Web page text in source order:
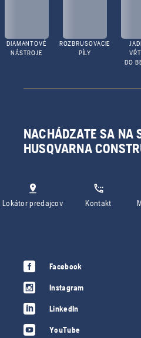
DIAMANTOVÉ
NÁSTROJE
ROZBRUSOVACIE
PÍLY
DO
NACHÁDZATE SA NA
HUSQVARNA
Lokátor predajcov Kontakt
Facebook
Instagram
LinkedIn
YouTube